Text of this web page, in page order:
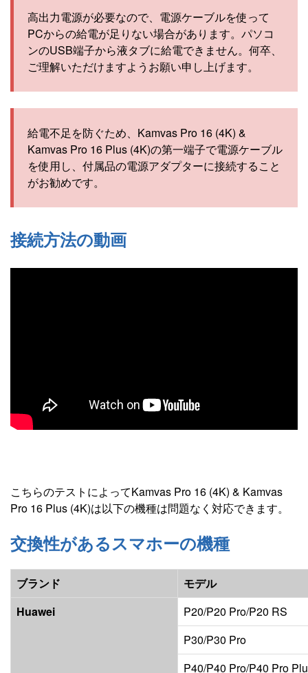
高出力電源が必要なので、電源ケーブルを使って
PCからの給電が足りない場合があります。パソコ
ンのUSB端子から液タブに給電できません。何卒、
ご理解いただけますようお願い申し上げます。
給電不足を防ぐため、Kamvas Pro 16 (4K) &
Kamvas Pro 16 Plus (4K)の第一端子で電源ケーブル
を使用し、付属品の電源アダプターに接続すること
がお勧めです。
接続方法の動画
こちらのテストによってKamvas Pro 16 (4K) & Kamvas
Pro 16 Plus (4K)は以下の機種は問題なく対応できます。
交換性があるスマホーの機種
ブランド
モデル
Huawei
P20/P20 Pro/P20 RS
P30/P30 Pro
P40/P40 Pro/P40 Pro